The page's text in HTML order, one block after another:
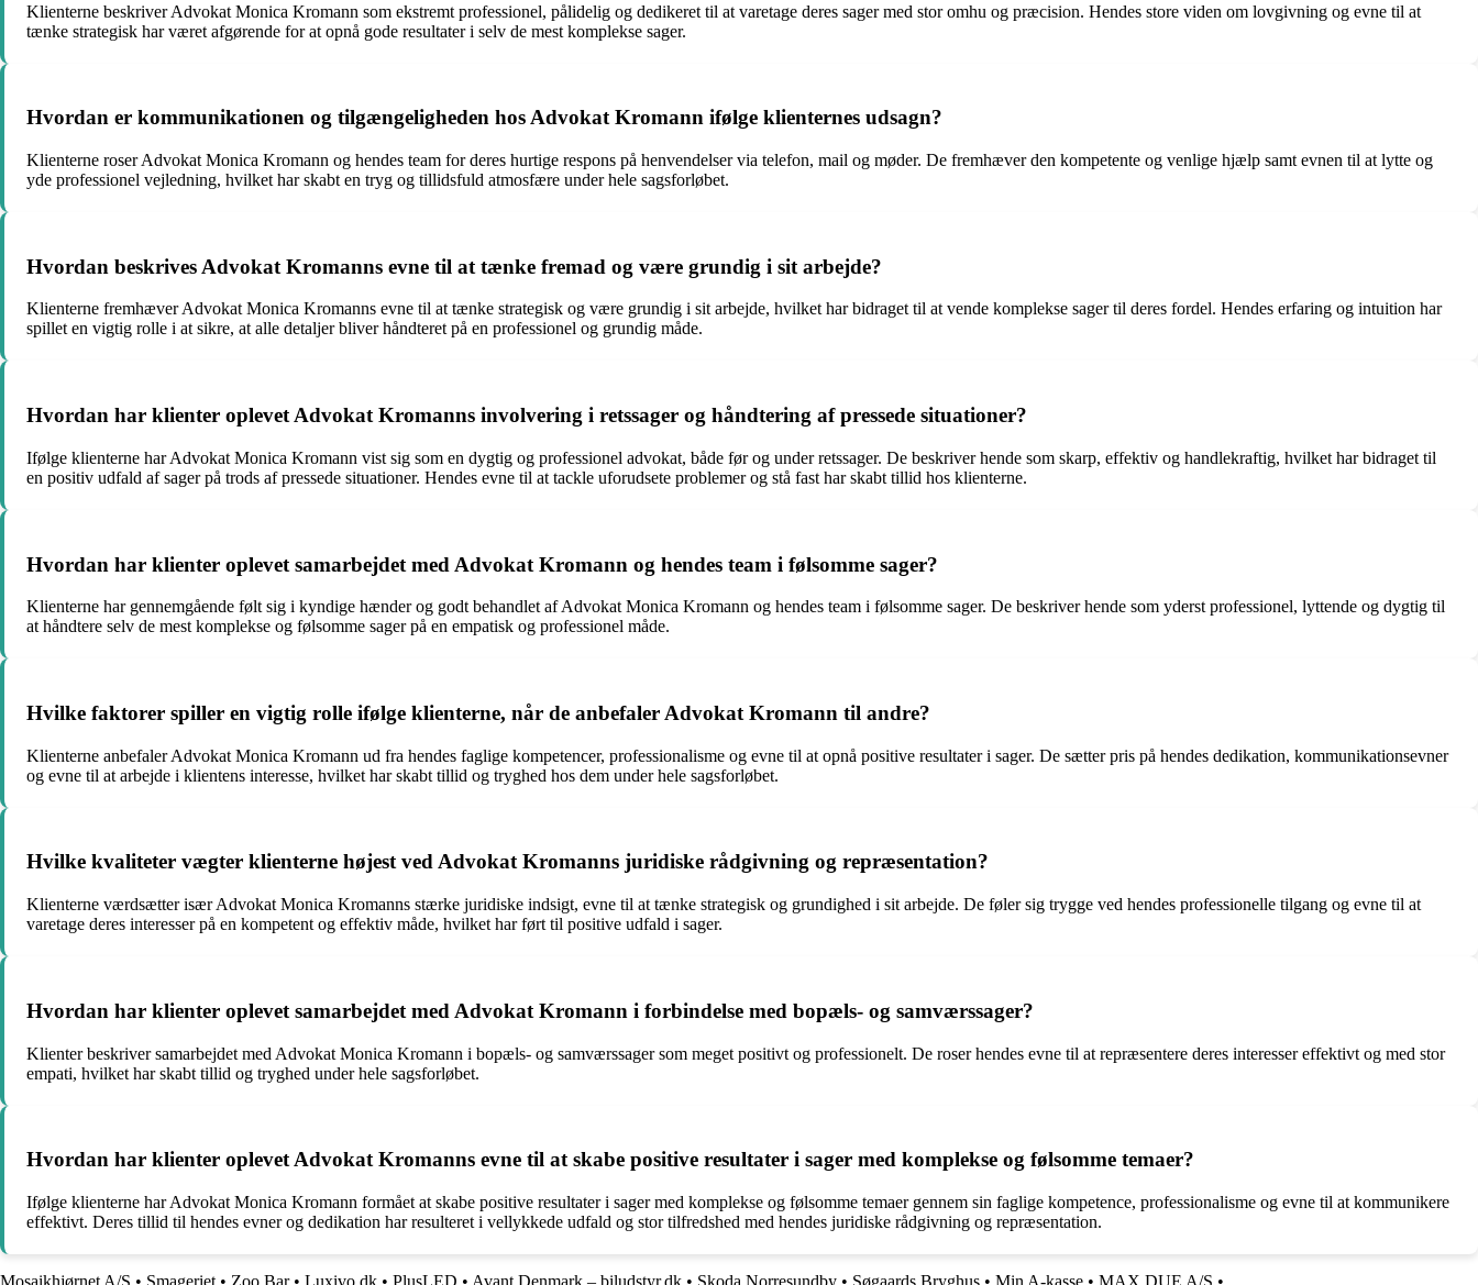
Klienterne beskriver Advokat Monica Kromann som ekstremt professionel, pålidelig og dedikeret til at varetage deres sager med stor omhu og præcision. Hendes store viden om lovgivning og evne til at
tænke strategisk har været afgørende for at opnå gode resultater i selv de mest komplekse sager.
Hvordan er kommunikationen og tilgængeligheden hos Advokat Kromann ifølge klienternes udsagn?
Klienterne roser Advokat Monica Kromann og hendes team for deres hurtige respons på henvendelser via telefon, mail og møder. De fremhæver den kompetente og venlige hjælp samt evnen til at lytte og
yde professionel vejledning, hvilket har skabt en tryg og tillidsfuld atmosfære under hele sagsforløbet.
Hvordan beskrives Advokat Kromanns evne til at tænke fremad og være grundig i sit arbejde?
Klienterne fremhæver Advokat Monica Kromanns evne til at tænke strategisk og være grundig i sit arbejde, hvilket har bidraget til at vende komplekse sager til deres fordel. Hendes erfaring og intuition har
spillet en vigtig rolle i at sikre, at alle detaljer bliver håndteret på en professionel og grundig måde.
Hvordan har klienter oplevet Advokat Kromanns involvering i retssager og håndtering af pressede situationer?
Ifølge klienterne har Advokat Monica Kromann vist sig som en dygtig og professionel advokat, både før og under retssager. De beskriver hende som skarp, effektiv og handlekraftig, hvilket har bidraget til
en positiv udfald af sager på trods af pressede situationer. Hendes evne til at tackle uforudsete problemer og stå fast har skabt tillid hos klienterne.
Hvordan har klienter oplevet samarbejdet med Advokat Kromann og hendes team i følsomme sager?
Klienterne har gennemgående følt sig i kyndige hænder og godt behandlet af Advokat Monica Kromann og hendes team i følsomme sager. De beskriver hende som yderst professionel, lyttende og dygtig til
at håndtere selv de mest komplekse og følsomme sager på en empatisk og professionel måde.
Hvilke faktorer spiller en vigtig rolle ifølge klienterne, når de anbefaler Advokat Kromann til andre?
Klienterne anbefaler Advokat Monica Kromann ud fra hendes faglige kompetencer, professionalisme og evne til at opnå positive resultater i sager. De sætter pris på hendes dedikation, kommunikationsevner
og evne til at arbejde i klientens interesse, hvilket har skabt tillid og tryghed hos dem under hele sagsforløbet.
Hvilke kvaliteter vægter klienterne højest ved Advokat Kromanns juridiske rådgivning og repræsentation?
Klienterne værdsætter især Advokat Monica Kromanns stærke juridiske indsigt, evne til at tænke strategisk og grundighed i sit arbejde. De føler sig trygge ved hendes professionelle tilgang og evne til at
varetage deres interesser på en kompetent og effektiv måde, hvilket har ført til positive udfald i sager.
Hvordan har klienter oplevet samarbejdet med Advokat Kromann i forbindelse med bopæls- og samværssager?
Klienter beskriver samarbejdet med Advokat Monica Kromann i bopæls- og samværssager som meget positivt og professionelt. De roser hendes evne til at repræsentere deres interesser effektivt og med stor
empati, hvilket har skabt tillid og tryghed under hele sagsforløbet.
Hvordan har klienter oplevet Advokat Kromanns evne til at skabe positive resultater i sager med komplekse og følsomme temaer?
Ifølge klienterne har Advokat Monica Kromann formået at skabe positive resultater i sager med komplekse og følsomme temaer gennem sin faglige kompetence, professionalisme og evne til at kommunikere
effektivt. Deres tillid til hendes evner og dedikation har resulteret i vellykkede udfald og stor tilfredshed med hendes juridiske rådgivning og repræsentation.
Mosaikhjørnet A/S • Smageriet • Zoo Bar• Luxivo.dk • PlusLED • Avant Denmark – biludstyr.dk • Skoda Norresundby • Søgaards Bryghus • Min A-kasse • MAX DUE A/S •